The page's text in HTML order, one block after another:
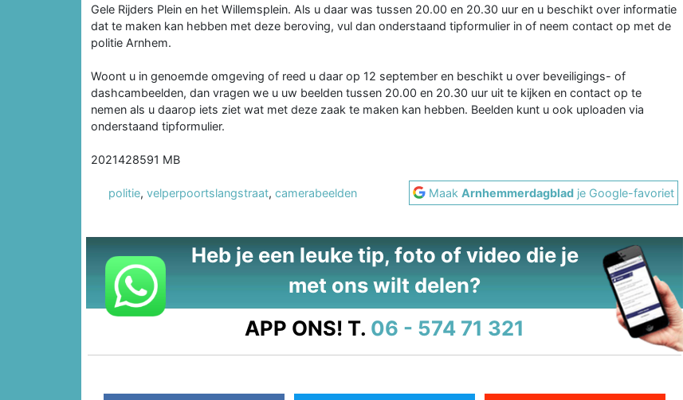
Gele Rijders Plein en het Willemsplein. Als u daar was tussen 20.00 en 20.30 uur en u beschikt over informatie
dat te maken kan hebben met deze beroving, vul dan onderstaand tipformulier in of neem contact op met de
politie Arnhem.
Woont u in genoemde omgeving of reed u daar op 12 september en beschikt u over beveiligings- of
dashcambeelden, dan vragen we u uw beelden tussen 20.00 en 20.30 uur uit te kijken en contact op te
nemen als u daarop iets ziet wat met deze zaak te maken kan hebben. Beelden kunt u ook uploaden via
onderstaand tipformulier.
2021428591 MB
politie, velperpoortslangstraat, camerabeelden MaakArnhemmerdagblad je Google-favoriet
Heb je een leuke tip, foto of video die je
met ons wilt delen?
APP ONS! T. 06 - 574 71 321